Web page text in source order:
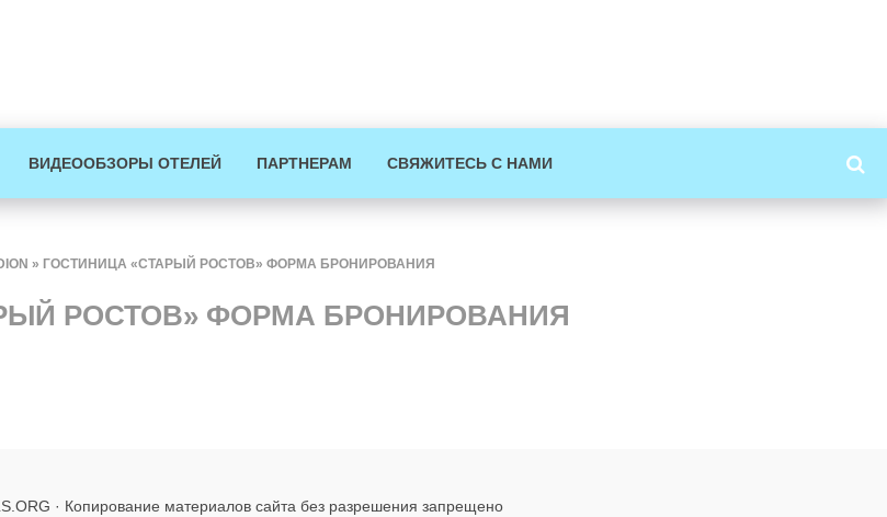
ВИДЕООБЗОРЫ ОТЕЛЕЙ ПАРТНЕРАМ СВЯЖИТЕСЬ С НАМИ
» ГОСТИНИЦА «СТАРЫЙ РОСТОВ» ФОРМА БРОНИРОВАНИЯ
РОСТОВ» ФОРМА БРОНИРОВАНИЯ
· Копирование материалов сайта без разрешения запрещено